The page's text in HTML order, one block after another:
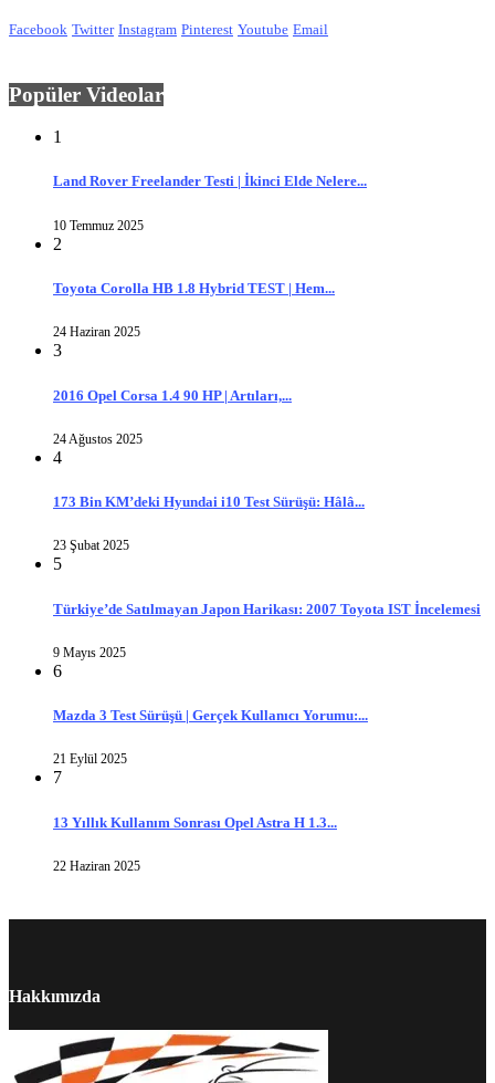
Facebook Twitter Instagram Pinterest Youtube Email
Popüler Videolar
1
Land Rover Freelander Testi | İkinci Elde Nelere...
10 Temmuz 2025
2
Toyota Corolla HB 1.8 Hybrid TEST | Hem...
24 Haziran 2025
3
2016 Opel Corsa 1.4 90 HP | Artıları,...
24 Ağustos 2025
4
173 Bin KM’deki Hyundai i10 Test Sürüşü: Hâlâ...
23 Şubat 2025
5
Türkiye’de Satılmayan Japon Harikası: 2007 Toyota IST İncelemesi
9 Mayıs 2025
6
Mazda 3 Test Sürüşü | Gerçek Kullanıcı Yorumu:...
21 Eylül 2025
7
13 Yıllık Kullanım Sonrası Opel Astra H 1.3...
22 Haziran 2025
Hakkımızda